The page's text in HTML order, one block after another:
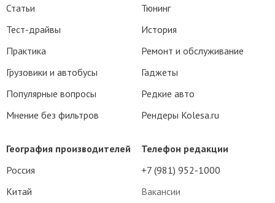
Телефон редакции
+7 (981) 952-1000
Вакансии
Статьи
Тест-драйвы
Практика
Грузовики и автобусы
Популярные вопросы
Мнение без фильтров
Тюнинг
История
Ремонт и обслуживание
Гаджеты
Редкие авто
Рендеры Kolesa.ru
География производителей
Россия
Китай